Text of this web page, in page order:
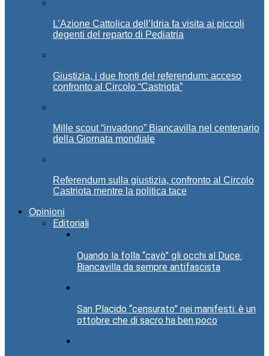
L’Azione Cattolica dell’Idria fa visita ai piccoli
degenti del reparto di Pediatria
Giustizia, i due fronti del referendum: acceso
confronto al Circolo “Castriota”
Mille scout “invadono” Biancavilla nel centenario
della Giornata mondiale
Referendum sulla giustizia, confronto al Circolo
Castriota mentre la politica tace
Opinioni
Editoriali
Quando la folla “cavò” gli occhi al Duce:
Biancavilla da sempre antifascista
San Placido “censurato” nei manifesti: è un
ottobre che di sacro ha ben poco